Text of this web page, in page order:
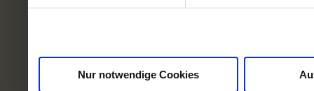
Nur notwendige Cookies